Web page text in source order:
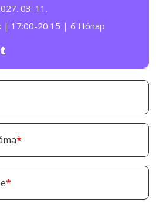
03. 11.
| 17:00-20:15 | 6 Hónap